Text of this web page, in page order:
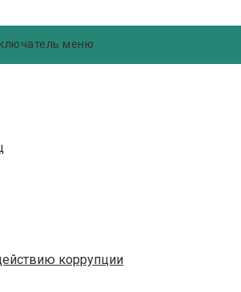
меню
коррупции